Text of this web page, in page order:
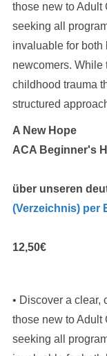
those new to
seeking all
invaluable for both
newcomers. While
childhood trauma
structured
A New Hope
ACA Beginner's
über unseren
(Verzeichnis) per
12,50€
• Discover a clear,
those new to
seeking all